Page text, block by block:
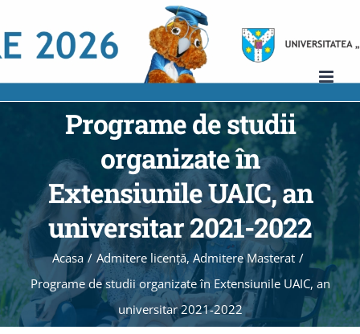
to
content
Programe de studii
organizate în
Extensiunile UAIC, an
universitar 2021-2022
Acasa / Admitere licenţă, Admitere Masterat /
Programe de studii organizate în Extensiunile UAIC, an
universitar 2021-2022